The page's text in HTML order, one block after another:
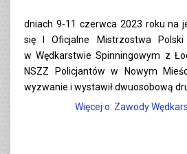
dniach 9-11 czerwca 2023 roku na
się I Oficjalne Mistrzostwa Polski
w Wędkarstwie Spinningowym z
NSZZ Policjantów w Nowym
wyzwanie i wystawił dwuosobową
Więcej o: Zawody